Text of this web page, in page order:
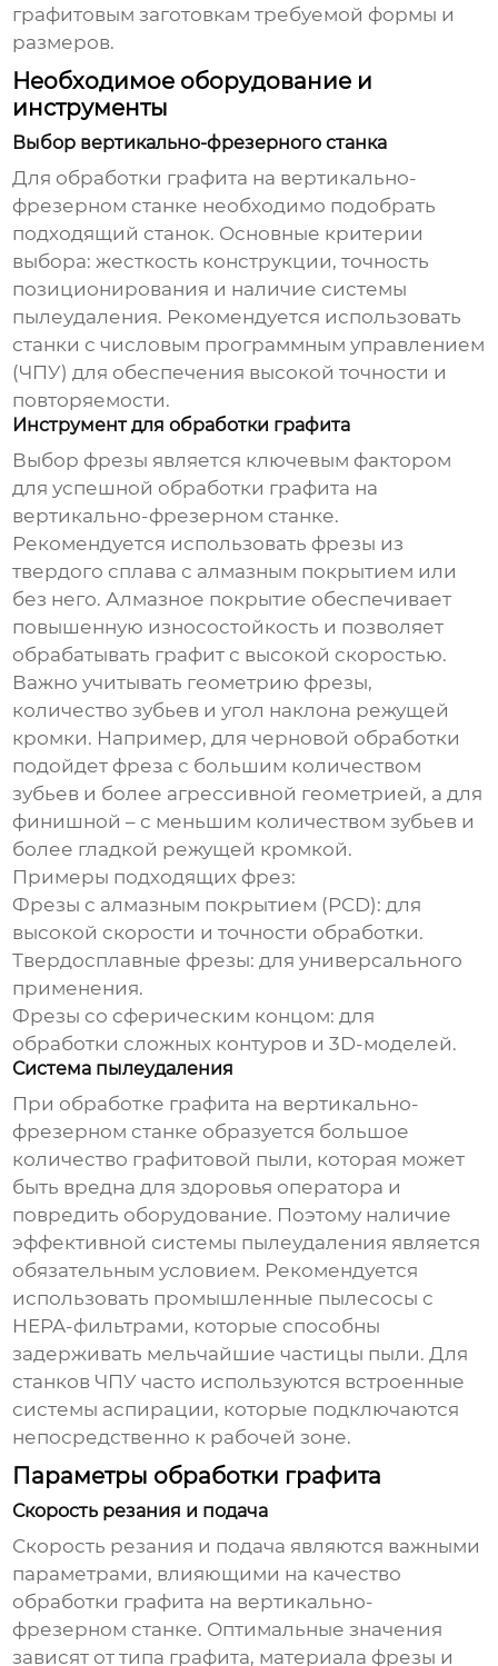
графитовым заготовкам требуемой формы и
размеров.
Необходимое оборудование и
инструменты
Выбор вертикально-фрезерного станка
Для обработки графита на вертикально-
фрезерном станке необходимо подобрать
подходящий станок. Основные критерии
выбора: жесткость конструкции, точность
позиционирования и наличие системы
пылеудаления. Рекомендуется использовать
станки с числовым программным управлением
(ЧПУ) для обеспечения высокой точности и
повторяемости.
Инструмент для обработки графита
Выбор фрезы является ключевым фактором
для успешной обработки графита на
вертикально-фрезерном станке.
Рекомендуется использовать фрезы из
твердого сплава с алмазным покрытием или
без него. Алмазное покрытие обеспечивает
повышенную износостойкость и позволяет
обрабатывать графит с высокой скоростью.
Важно учитывать геометрию фрезы,
количество зубьев и угол наклона режущей
кромки. Например, для черновой обработки
подойдет фреза с большим количеством
зубьев и более агрессивной геометрией, а для
финишной – с меньшим количеством зубьев и
более гладкой режущей кромкой.
Примеры подходящих фрез:
Фрезы с алмазным покрытием (PCD): для
высокой скорости и точности обработки.
Твердосплавные фрезы: для универсального
применения.
Фрезы со сферическим концом: для
обработки сложных контуров и 3D-моделей.
Система пылеудаления
При обработке графита на вертикально-
фрезерном станке образуется большое
количество графитовой пыли, которая может
быть вредна для здоровья оператора и
повредить оборудование. Поэтому наличие
эффективной системы пылеудаления является
обязательным условием. Рекомендуется
использовать промышленные пылесосы с
HEPA-фильтрами, которые способны
задерживать мельчайшие частицы пыли. Для
станков ЧПУ часто используются встроенные
системы аспирации, которые подключаются
непосредственно к рабочей зоне.
Параметры обработки графита
Скорость резания и подача
Скорость резания и подача являются важными
параметрами, влияющими на качество
обработки графита на вертикально-
фрезерном станке. Оптимальные значения
зависят от типа графита, материала фрезы и